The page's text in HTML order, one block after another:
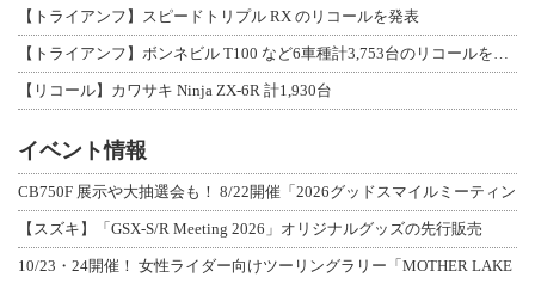
【トライアンフ】スピードトリプル RX のリコールを発表
【リコール】カワサキ Ninja ZX-6R 計1,930台
イベント情報
CB750F 展示や大抽選会も！ 8/22開催「2026グッドスマイルミーティン
【スズキ】「GSX-S/R Meeting 2026」オリジナルグッズの先行販売
10/23・24開催！ 女性ライダー向けツーリングラリー「MOTHER LAKE